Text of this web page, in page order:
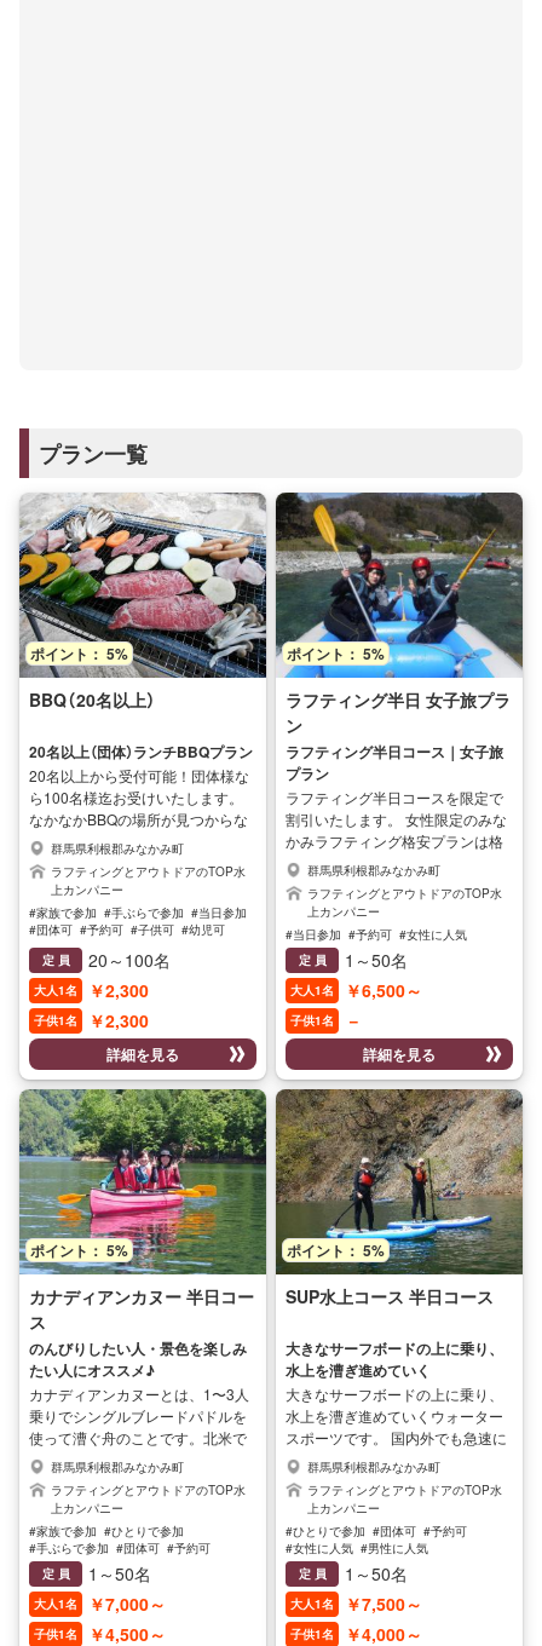
プラン一覧
ポイント： 5%
BBQ（20名以上）
20名以上（団体）ランチBBQプラン
20名以上から受付可能！団体様な
ら100名様迄お受けいたします。
なかなかBBQの場所が見つからな
い方にお勧めの場所をご案内いた
します。 TOP水上のBBQエリアは
5か所あり、プランにより、少人数
～団体様まお受けすることが可能
です。 大自然の中で優雅にBBQ、
食材や器材、ドリンクなど全て付
いているので手ぶらでお越しいた
だければ。後は焼いて食べるだけ
です。 会社のイベントやパーティ
ー、様々なプランでご利用くださ
いませ。 ※生ビール、缶のアルコ
ールは現地にて販売しています。
※飲み物、食べ物の持ち込み自由で
す。
群馬県利根郡みなかみ町
ラフティングとアウトドアのTOP水
上カンパニー
#家族で参加 #手ぶらで参加 #当日参加
#団体可 #予約可 #子供可 #幼児可
#高齢者可
#女性に人気 #男性に人気
定 員 20～100名
大人1名 ￥2,300
子供1名 ￥2,300
詳細を見る
ポイント： 5%
ラフティング半日 女子旅プラ
ン
ラフティング半日コース｜女子旅
プラン
ラフティング半日コースを限定で
割引いたします。 女性限定のみな
かみラフティング格安プランは格
安で参加できるラフティングプラ
ンです！ マイナスイオンたっぷり
の大自然に囲まれながらの川下り
で日頃の疲れもリフレッシュ 女性
だけでも気軽に参加できる安心安
全な水上ラフティングツアーで
す！ ラフティングは専門ガイドが
同行するのでご安心ください(^^♪
サプライズやイベントなどで是非
ご利用くださいませ♪ 【開催期間】
4月～11月迄
群馬県利根郡みなかみ町
ラフティングとアウトドアのTOP水
上カンパニー
#当日参加 #予約可 #女性に人気
定 員
1～50名
大人1名 ￥6,500～
子供1名 －
詳細を見る
ポイント： 5%
カナディアンカヌー 半日コー
ス
のんびりしたい人・景色を楽しみ
たい人にオススメ♪
カナディアンカヌーとは、1〜3人
乗りでシングルブレードパドルを
使って漕ぐ舟のことです。北米で
インディアンが使用していたのが
起源です。 主にカナダインディア
ンが湖沼の移動に使っていたので
『カナディアンカヌー』という名称
になりました。 カヤックよりも安
定感のあるカナディアンカヌーな
ら、陸からでは近づくことのでき
ないポイントや渓流の中で安全に
楽めるので、のんびりしたい人・
群馬県利根郡みなかみ町
ラフティングとアウトドアのTOP水
上カンパニー
#家族で参加 #ひとりで参加
#手ぶらで参加 #団体可 #予約可
#子供可 #高齢者可
#家族に人気
#女性に人気
#男性に人気
定 員 1～50名
大人1名 ￥7,000～
子供1名 ￥4,500～
ポイント： 5%
SUP水上コース 半日コース
大きなサーフボードの上に乗り、
水上を漕ぎ進めていく
大きなサーフボードの上に乗り、
水上を漕ぎ進めていくウォーター
スポーツです。 国内外でも急速に
人気が高まっている新感覚のアク
ティビティです！ 波に乗ることは
もちろん、水面上をゆったりとク
ルージング、慣れてくれば 友達と
レースしたりも出来ちゃいます♪
また、不安定なボートの上にのっ
てバランスをとることでフィット
ネス効果もあります。 性別や年齢
層を問わず、幅広い世代の方にお
群馬県利根郡みなかみ町
ラフティングとアウトドアのTOP水
上カンパニー
#ひとりで参加 #団体可 #予約可
#女性に人気 #男性に人気
定 員
1～50名
大人1名 ￥7,500～
子供1名 ￥4,000～